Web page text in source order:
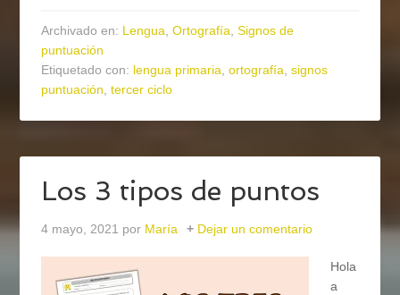
Archivado en: Lengua,Ortografía,Signos de
puntuación
Etiquetado con: lengua primaria,ortografía,signos
puntuación,tercer ciclo
Los 3 tipos de puntos
4 mayo, 2021 por María Dejar un comentario
Hola
a